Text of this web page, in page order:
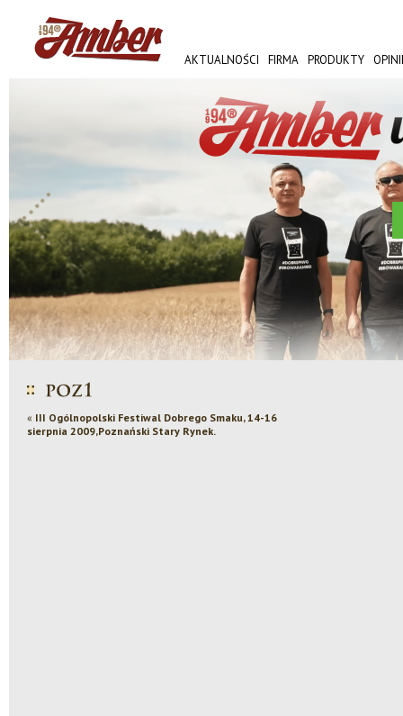
AKTUALNOŚCI FIRMA PRODUKTY
AMBER FEST
« III Ogólnopolski Festiwal Dobrego Smaku, 14-16
sierpnia 2009,Poznański Stary Rynek.